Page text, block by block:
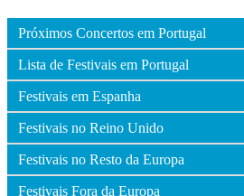
Próximos Concertos em Portugal
Lista de Festivais em Portugal
Festivais em Espanha
Festivais no Reino Unido
Festivais no Resto da Europa
Festivais Fora da Europa